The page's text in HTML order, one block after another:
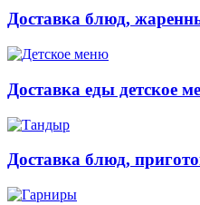
Доставка блюд,
Доставка еды детское
Доставка блюд,